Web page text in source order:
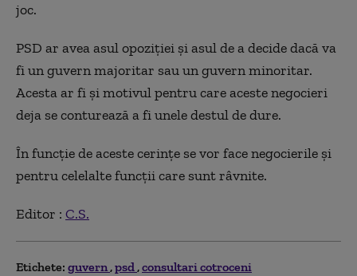
joc.
PSD ar avea asul opoziției și asul de a decide dacă va
fi un guvern majoritar sau un guvern minoritar.
Acesta ar fi și motivul pentru care aceste negocieri
deja se conturează a fi unele destul de dure.
În funcție de aceste cerințe se vor face negocierile și
pentru celelalte funcții care sunt râvnite.
Editor : C.S.
Etichete: guvern psd consultari cotroceni